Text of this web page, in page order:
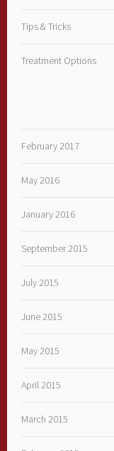
Tips & Tricks
Treatment Options
February 2017
May 2016
January 2016
September 2015
July 2015
June 2015
May 2015
April 2015
March 2015